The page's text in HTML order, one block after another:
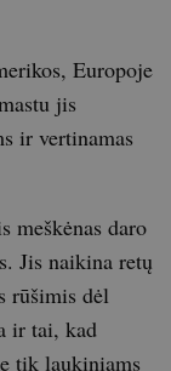
Europoje
jis
ir vertinamas
meškėnas daro
Jis naikina retų
rūšimis dėl
ir tai, kad
tik laukiniams